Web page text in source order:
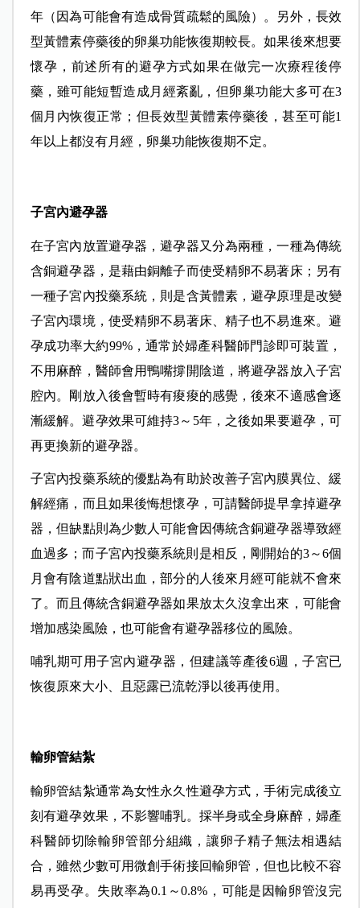
年（因為可能會有造成骨質疏鬆的風險）。另外，長效
型黃體素停藥後的卵巢功能恢復期較長。如果後來想要
懷孕，前述所有的避孕方式如果在做完一次療程後停
藥，雖可能短暫造成月經紊亂，但卵巢功能大多可在3
個月內恢復正常；但長效型黃體素停藥後，甚至可能1
年以上都沒有月經，卵巢功能恢復期不定。
子宮內避孕器
在子宮內放置避孕器，避孕器又分為兩種，一種為傳統
含銅避孕器，是藉由銅離子而使受精卵不易著床；另有
一種子宮內投藥系統，則是含黃體素，避孕原理是改變
子宮內環境，使受精卵不易著床、精子也不易進來。避
孕成功率大約99%，通常於婦產科醫師門診即可裝置，
不用麻醉，醫師會用鴨嘴撐開陰道，將避孕器放入子宮
腔內。剛放入後會暫時有痠痠的感覺，後來不適感會逐
漸緩解。避孕效果可維持3～5年，之後如果要避孕，可
再更換新的避孕器。
子宮內投藥系統的優點為有助於改善子宮內膜異位、緩
解經痛，而且如果後悔想懷孕，可請醫師提早拿掉避孕
器，但缺點則為少數人可能會因傳統含銅避孕器導致經
血過多；而子宮內投藥系統則是相反，剛開始的3～6個
月會有陰道點狀出血，部分的人後來月經可能就不會來
了。而且傳統含銅避孕器如果放太久沒拿出來，可能會
增加感染風險，也可能會有避孕器移位的風險。
哺乳期可用子宮內避孕器，但建議等產後6週，子宮已
恢復原來大小、且惡露已流乾淨以後再使用。
輸卵管結紮
輸卵管結紮通常為女性永久性避孕方式，手術完成後立
刻有避孕效果，不影響哺乳。採半身或全身麻醉，婦產
科醫師切除輸卵管部分組織，讓卵子精子無法相遇結
合，雖然少數可用微創手術接回輸卵管，但也比較不容
易再受孕。失敗率為0.1～0.8%，可能是因輸卵管沒完